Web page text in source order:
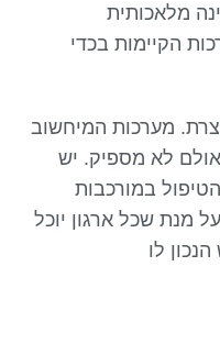
מלאכותית
הקיימות בכדי
מערכות המיחשוב
לא מספיק. יש
במורכבות
שכל ארגון יוכל
לו